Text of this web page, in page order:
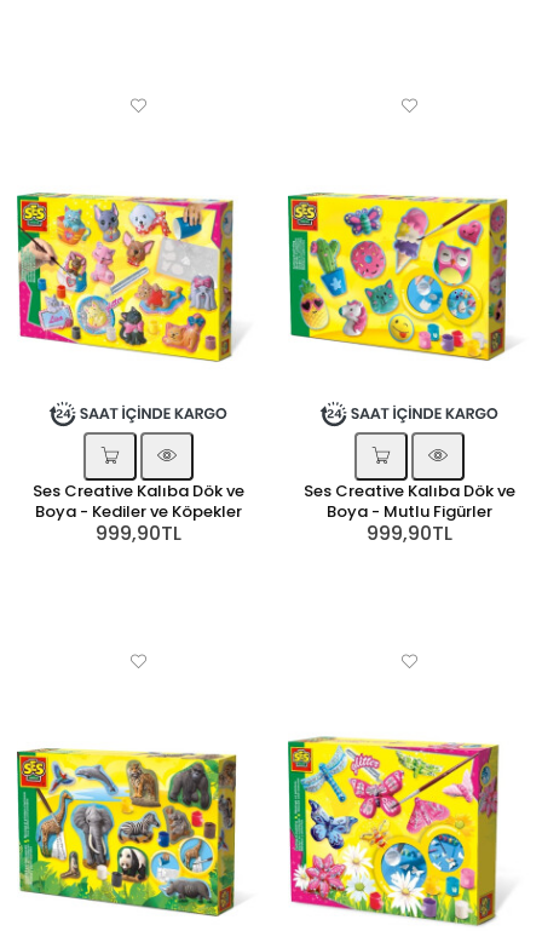
Ses Creative Kalıba Dök ve
Boya - Kediler ve Köpekler
999,90TL
Ses Creative Kalıba Dök ve
Boya - Mutlu Figürler
999,90TL